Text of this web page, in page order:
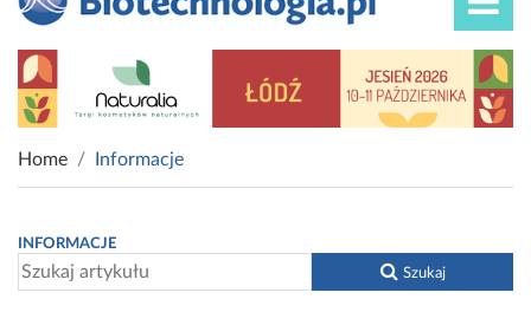
Home Informacje
INFORMACJE
Szukaj